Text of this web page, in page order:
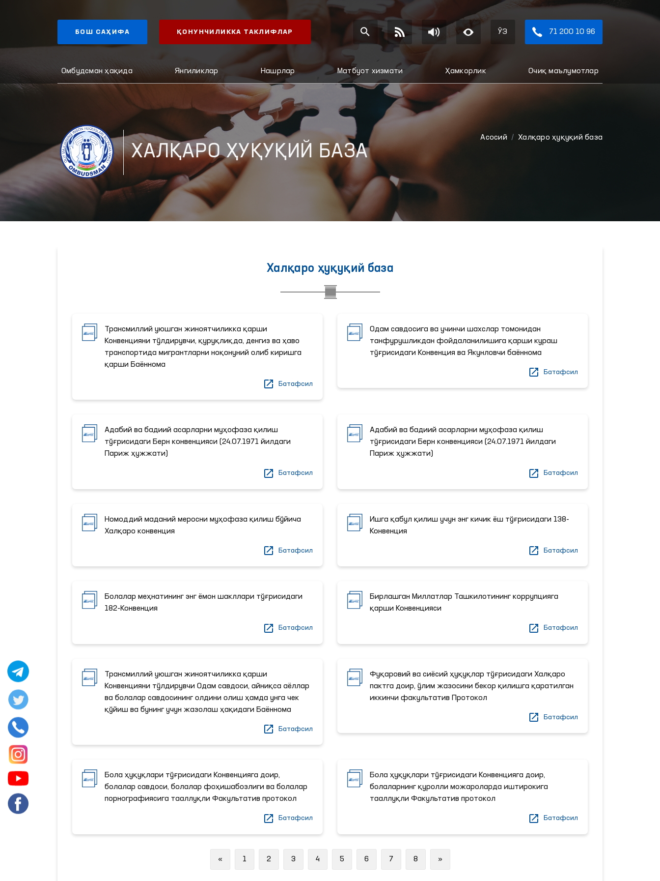
БОШ САҲИФА ҚОНУНЧИЛИККА ТАКЛИФЛАР ЎЗ 71 200 10 96
Омбудсман ҳақида Янгиликлар Нашрлар Матбуот хизмати Ҳамкорлик Очиқ маълумотлар
ХАЛҚАРО ҲУҚУҚИЙ БАЗА
Aсосий Халқаро ҳуқуқий база
Халқаро ҳуқуқий база
Трансмиллий уюшган жиноятчиликка қарши
Конвенцияни тўлдирувчи, қуруқлиқда, денгиз ва ҳаво
транспортида мигрантларни ноқонуний олиб киришга
қарши Баённома
Батафсил
Одам савдосига ва учинчи шахслар томонидан
танфурушликдан фойдаланилишига қарши кураш
тўғрисидаги Конвенция ва Якунловчи баённома
Батафсил
Адабий ва бадиий асарларни муҳофаза қилиш
тўғрисидаги Берн конвенцияси (24.07.1971 йилдаги
Париж ҳужжати)
Батафсил
Адабий ва бадиий асарларни муҳофаза қилиш
тўғрисидаги Берн конвенцияси (24.07.1971 йилдаги
Париж ҳужжати)
Батафсил
Номоддий маданий меросни муҳофаза қилиш бўйича
Халқаро конвенция
Батафсил
Ишга қабул қилиш учун энг кичик ёш тўғрисидаги 138-
Конвенция
Батафсил
Болалар меҳнатининг энг ёмон шакллари тўғрисидаги
182-Конвенция
Батафсил
Бирлашган Миллатлар Ташкилотининг коррупцияга
қарши Конвенцияси
Батафсил
Трансмиллий уюшган жиноятчиликка қарши
Конвенцияни тўлдирувчи Одам савдоси, айниқса аёллар
ва болалар савдосининг олдини олиш ҳамда унга чек
қўйиш ва бунинг учун жазолаш ҳақидаги Баённома
Батафсил
Фуқаровий ва сиёсий ҳуқуқлар тўғрисидаги Халқаро
пактга доир, ўлим жазосини бекор қилишга қаратилган
иккинчи факультатив Протокол
Батафсил
Бола ҳуқуқлари тўғрисидаги Конвенцияга доир,
болалар савдоси, болалар фоҳишабозлиги ва болалар
порнографиясига тааллуқли Факультатив протокол
Батафсил
Бола ҳуқуқлари тўғрисидаги Конвенцияга доир,
болаларнинг қуролли можароларда иштирокига
тааллуқли Факультатив протокол
Батафсил
«Previous
1 2 3 4 5 6 7 8 »Next